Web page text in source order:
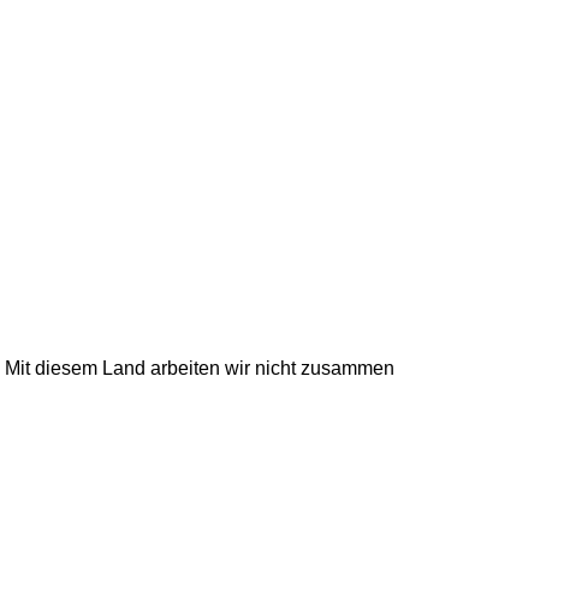
Mit diesem Land arbeiten wir nicht zusammen